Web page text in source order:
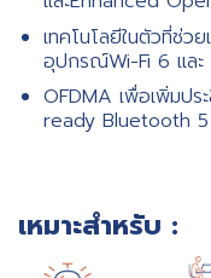
เทคโนโลยีในตัวที่ช่ว
อุปกรณ์Wi-Fi 6 และ
OFDMA เพื่อเพิ่มป
ready Bluetooth
เหมาะสำหรับ :